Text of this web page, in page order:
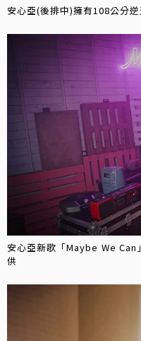
安心亞(後排中)擁有108公分
安心亞新歌「Maybe We Can
供